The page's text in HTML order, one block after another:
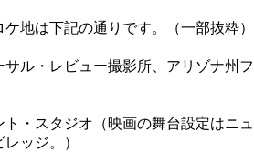
地は下記の通りです。（一部抜粋）
サル・レビュー撮影所、アリゾナ州フ
・スタジオ（映画の舞台設定はニュ
ッジ。）